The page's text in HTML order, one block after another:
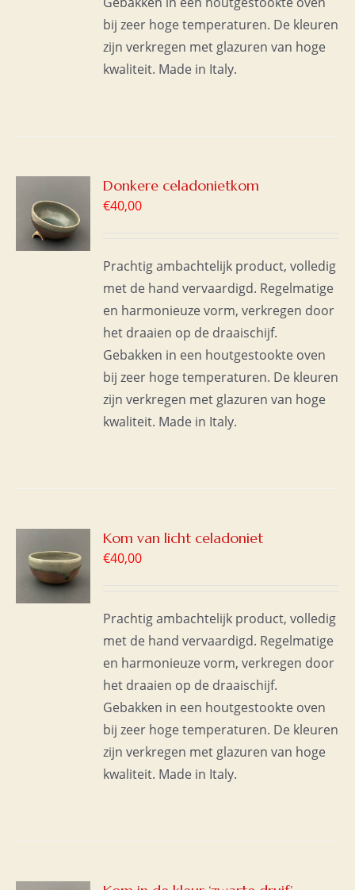
bij zeer hoge temperaturen. De kleuren
zijn verkregen met glazuren van hoge
kwaliteit. Made in Italy.
Donkere celadonietkom
€40,00
Prachtig ambachtelijk product, volledig
met de hand vervaardigd. Regelmatige
en harmonieuze vorm, verkregen door
het draaien op de draaischijf.
Gebakken in een houtgestookte oven
bij zeer hoge temperaturen. De kleuren
zijn verkregen met glazuren van hoge
kwaliteit. Made in Italy.
Kom van licht celadoniet
€40,00
Prachtig ambachtelijk product, volledig
met de hand vervaardigd. Regelmatige
en harmonieuze vorm, verkregen door
het draaien op de draaischijf.
Gebakken in een houtgestookte oven
bij zeer hoge temperaturen. De kleuren
zijn verkregen met glazuren van hoge
kwaliteit. Made in Italy.